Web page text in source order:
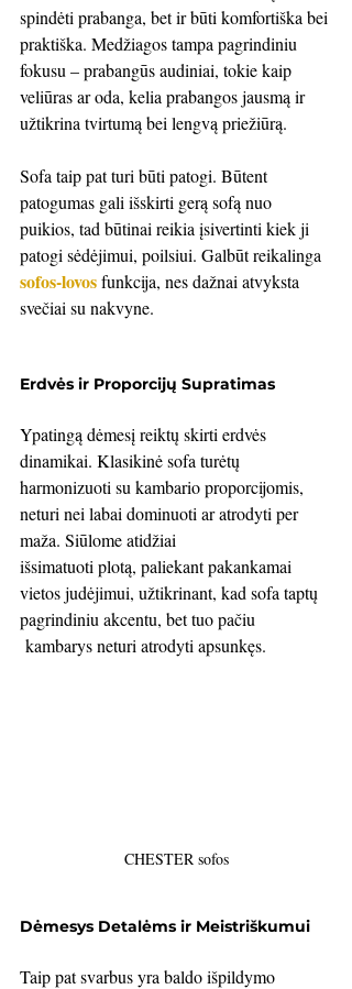
spindėti prabanga, bet ir būti komfortiška bei
praktiška. Medžiagos tampa pagrindiniu
fokusu – prabangūs audiniai, tokie kaip
veliūras ar oda, kelia prabangos jausmą ir
užtikrina tvirtumą bei lengvą priežiūrą.
Sofa taip pat turi būti patogi. Būtent
patogumas gali išskirti gerą sofą nuo
puikios, tad būtinai reikia įsivertinti kiek ji
patogi sėdėjimui, poilsiui. Galbūt reikalinga
sofos-lovos funkcija, nes dažnai atvyksta
svečiai su nakvyne.
Erdvės ir Proporcijų Supratimas
Ypatingą dėmesį reiktų skirti erdvės
dinamikai. Klasikinė sofa turėtų
harmonizuoti su kambario proporcijomis,
neturi nei labai dominuoti ar atrodyti per
maža. Siūlome atidžiai
išsimatuoti plotą, paliekant pakankamai
vietos judėjimui, užtikrinant, kad sofa taptų
pagrindiniu akcentu, bet tuo pačiu
kambarys neturi atrodyti apsunkęs.
CHESTER sofos
Dėmesys Detalėms ir Meistriškumui
Taip pat svarbus yra baldo išpildymo